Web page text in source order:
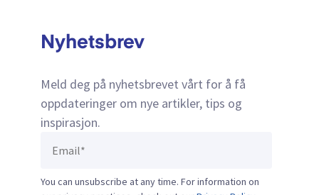
Nyhetsbrev
Meld deg på nyhetsbrevet vårt for å få
oppdateringer om nye artikler, tips og
inspirasjon.
You can unsubscribe at any time. For information on